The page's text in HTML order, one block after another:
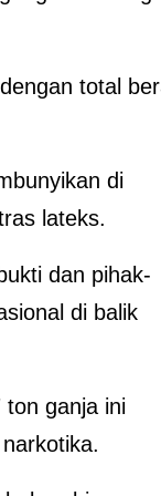
total
di
lateks.
dan pihak-
di balik
ton ganja ini